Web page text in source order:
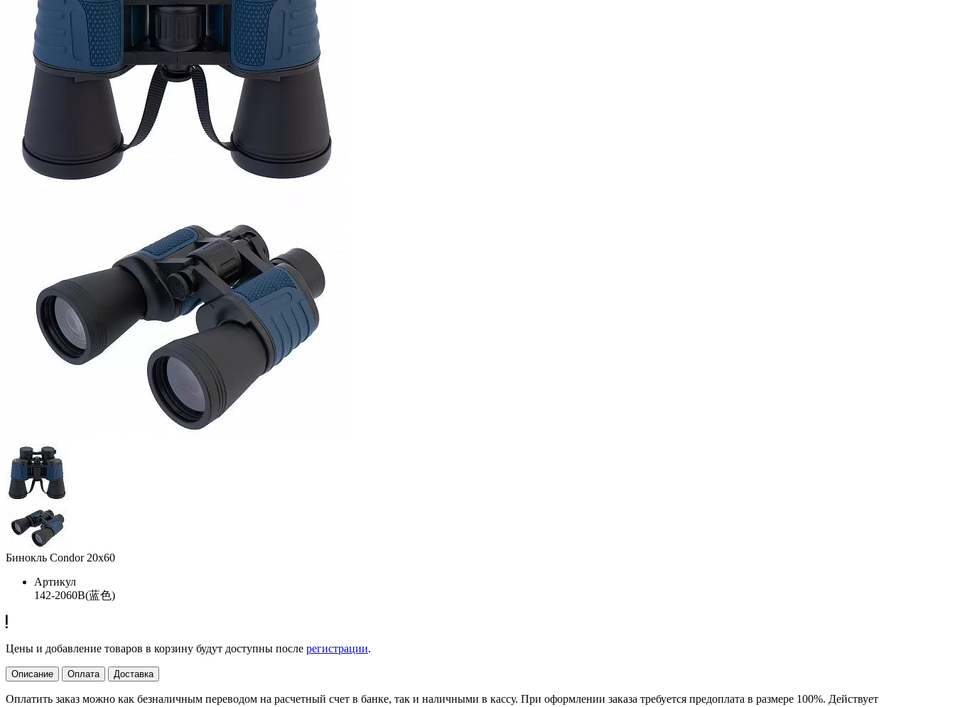
Бинокль Condor 20x60
Артикул
142-2060B(蓝色)
Цены и добавление товаров в корзину будут доступны после регистрации.
Описание Оплата Доставка
Оплатить заказ можно как безналичным переводом на расчетный счет в банке, так и наличными в кассу. При оформлении заказа требуется предоплата в размере 100%. Действует